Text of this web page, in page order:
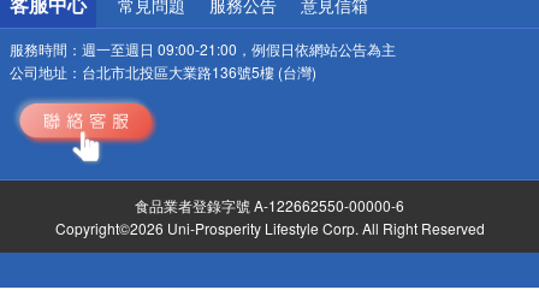
服務時間： 週一至週日 09:00-21:00，例假日依網站公告為主
公司地址： 台北市北投區大業路136號5樓 (台灣)
食品業者登錄字號 A-122662550-00000-6
Copyright©2026 Uni-Prosperity Lifestyle Corp. All Right Reserved